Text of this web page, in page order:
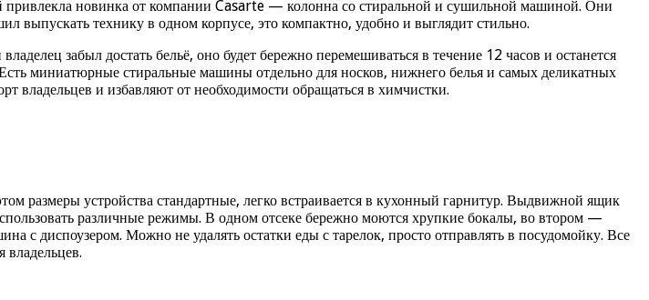
новинка от компании Casarte — колонна со стиральной и сушильной машиной. Они
выпускать технику в одном корпусе, это компактно, удобно и выглядит стильно.
забыл достать бельё, оно будет бережно перемешиваться в течение 12 часов и останется
миниатюрные стиральные машины отдельно для носков, нижнего белья и самых деликатных
и избавляют от необходимости обращаться в химчистки.
устройства стандартные, легко встраивается в кухонный гарнитур. Выдвижной ящик
различные режимы. В одном отсеке бережно моются хрупкие бокалы, во втором —
с диспоузером. Можно не удалять остатки еды с тарелок, просто отправлять в посудомойку. Все
владельцев.